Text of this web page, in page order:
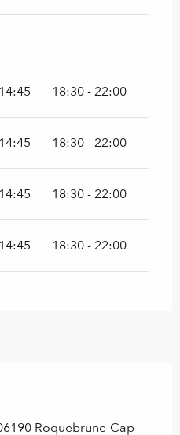
18:30 - 22:00
18:30 - 22:00
18:30 - 22:00
18:30 - 22:00
Roquebrune-Cap-